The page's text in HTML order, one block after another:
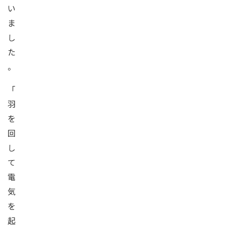
い
ま
し
た
。
「
羽
を
回
し
て
電
気
を
起